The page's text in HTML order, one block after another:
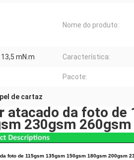
Nome do produto:
13,5 mN.m Característica:
Pacote:
de cartaz
atacado da foto de
230gsm
foto de 115gsm 135gsm 150gsm 180gsm 200gsm